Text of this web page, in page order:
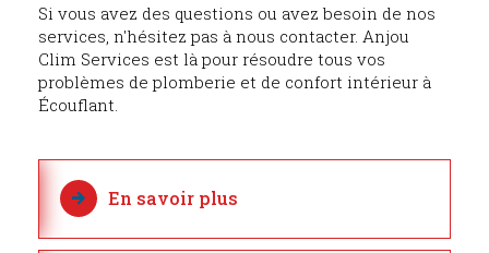
Si vous avez des questions ou avez besoin de nos
services, n'hésitez pas à nous contacter. Anjou
Clim Services est là pour résoudre tous vos
problèmes de plomberie et de confort intérieur à
Écouflant.
En savoir plus